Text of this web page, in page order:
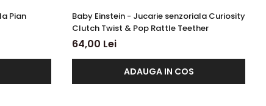
Baby Einstein - Jucarie senzoriala Curiosity
Clutch Twist & Pop Rattle Teether
64,00 Lei
ADAUGA IN COS